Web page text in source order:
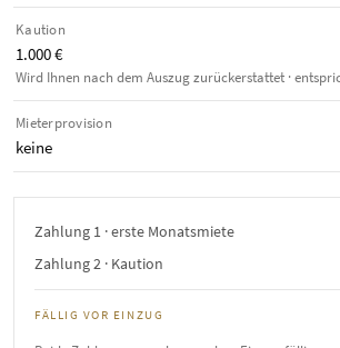
Kaution
1.000 €
Wird Ihnen nach dem Auszug zurückerstattet ·
Mieterprovision
keine
Zahlung 1 · erste Monatsmiete
Zahlung 2 · Kaution
FÄLLIG VOR EINZUG